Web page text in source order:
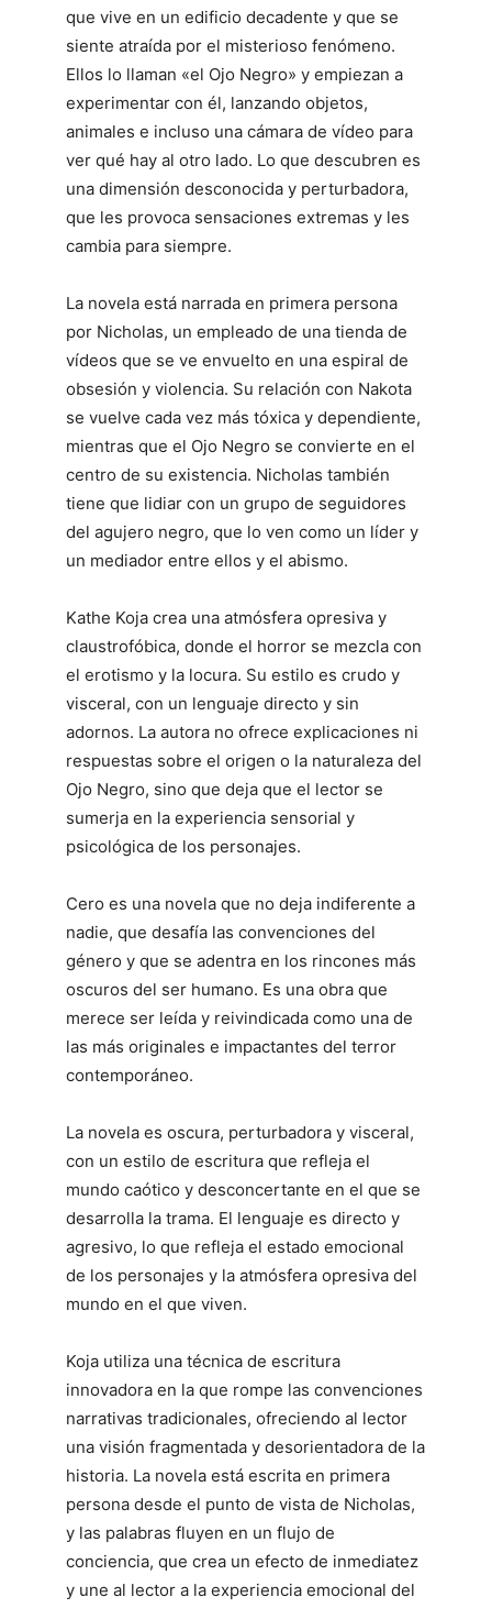
que vive en un edificio decadente y que se
siente atraída por el misterioso fenómeno.
Ellos lo llaman «el Ojo Negro» y empiezan a
experimentar con él, lanzando objetos,
animales e incluso una cámara de vídeo para
ver qué hay al otro lado. Lo que descubren es
una dimensión desconocida y perturbadora,
que les provoca sensaciones extremas y les
cambia para siempre.
La novela está narrada en primera persona
por Nicholas, un empleado de una tienda de
vídeos que se ve envuelto en una espiral de
obsesión y violencia. Su relación con Nakota
se vuelve cada vez más tóxica y dependiente,
mientras que el Ojo Negro se convierte en el
centro de su existencia. Nicholas también
tiene que lidiar con un grupo de seguidores
del agujero negro, que lo ven como un líder y
un mediador entre ellos y el abismo.
Kathe Koja crea una atmósfera opresiva y
claustrofóbica, donde el horror se mezcla con
el erotismo y la locura. Su estilo es crudo y
visceral, con un lenguaje directo y sin
adornos. La autora no ofrece explicaciones ni
respuestas sobre el origen o la naturaleza del
Ojo Negro, sino que deja que el lector se
sumerja en la experiencia sensorial y
psicológica de los personajes.
Cero es una novela que no deja indiferente a
nadie, que desafía las convenciones del
género y que se adentra en los rincones más
oscuros del ser humano. Es una obra que
merece ser leída y reivindicada como una de
las más originales e impactantes del terror
contemporáneo.
La novela es oscura, perturbadora y visceral,
con un estilo de escritura que refleja el
mundo caótico y desconcertante en el que se
desarrolla la trama. El lenguaje es directo y
agresivo, lo que refleja el estado emocional
de los personajes y la atmósfera opresiva del
mundo en el que viven.
Koja utiliza una técnica de escritura
innovadora en la que rompe las convenciones
narrativas tradicionales, ofreciendo al lector
una visión fragmentada y desorientadora de la
historia. La novela está escrita en primera
persona desde el punto de vista de Nicholas,
y las palabras fluyen en un flujo de
conciencia, que crea un efecto de inmediatez
y une al lector a la experiencia emocional del